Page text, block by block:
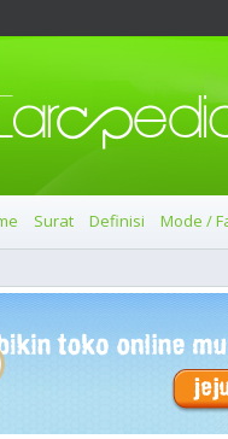
Surat Definisi Mode /